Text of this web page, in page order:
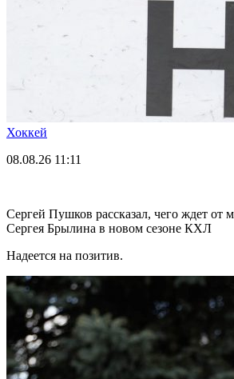
Хоккей
08.08.26 11:11
Сергей Пушков рассказал, чего ждет от
Сергея Брылина в новом сезоне КХЛ
Надеется на позитив.